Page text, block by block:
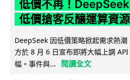
低價不再！
低價搶客反釀運算資
DeepSeek 因低價策略掀起需求熱
方於 8 月 6 日宣布即將大幅上調
幅。事件與...
閱讀全文